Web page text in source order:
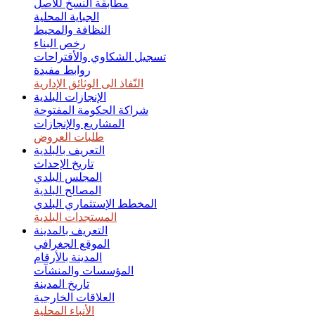
مطابقة النسخ للأصل
الجباية المحلية
النظافة والمحيط
رخص البناء
تسجيل الشكاوي والأقتراحات
روابط مفيدة
النّفاذ الى الوثائق الإدارية
الإنجازات البلدية
شراكة الحكومة المفتوحة
المشاريع والإنجازات
طلبات العروض
التعريف بالبلدية
تاريخ الإحداث
المجلس البلدي
المصالح البلدية
المخطط الإستثماري البلدي
المستجدات البلدية
التعريف بالمدينة
الموقع الجغرافي
المدينة بالأرقام
المؤسسات والمنشآت
تاريخ المدينة
العلاقات الخارجية
الأنباء المحلية